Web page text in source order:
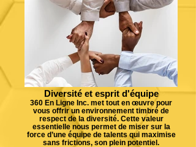
Diversité et esprit d'équipe
360 En Ligne Inc. met tout en œuvre pour
vous offrir un environnement timbré de
respect de la diversité. Cette valeur
essentielle nous permet de miser sur la
force d’une équipe de talents qui maximise
sans frictions, son plein potentiel.